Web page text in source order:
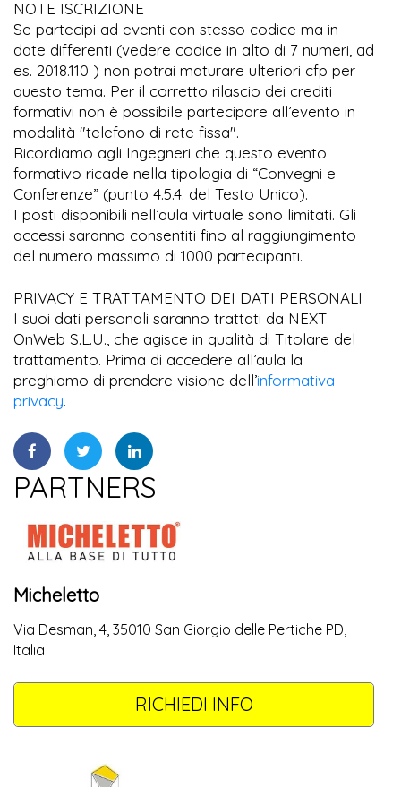
NOTE ISCRIZIONE
Se partecipi ad eventi con stesso codice ma in
date differenti (vedere codice in alto di 7 numeri, ad
es. 2018.110 ) non potrai maturare ulteriori cfp per
questo tema. Per il corretto rilascio dei crediti
formativi non è possibile partecipare all’evento in
modalità "telefono di rete fissa".
Ricordiamo agli Ingegneri che questo evento
formativo ricade nella tipologia di “Convegni e
Conferenze” (punto 4.5.4. del Testo Unico).
I posti disponibili nell’aula virtuale sono limitati. Gli
accessi saranno consentiti fino al raggiungimento
del numero massimo di 1000 partecipanti.
PRIVACY E TRATTAMENTO DEI DATI PERSONALI
I suoi dati personali saranno trattati da NEXT
OnWeb S.L.U., che agisce in qualità di Titolare del
trattamento. Prima di accedere all’aula la
preghiamo di prendere visione dell’informativa
privacy.
PARTNERS
Micheletto
Via Desman, 4, 35010 San Giorgio delle Pertiche PD,
Italia
RICHIEDI INFO